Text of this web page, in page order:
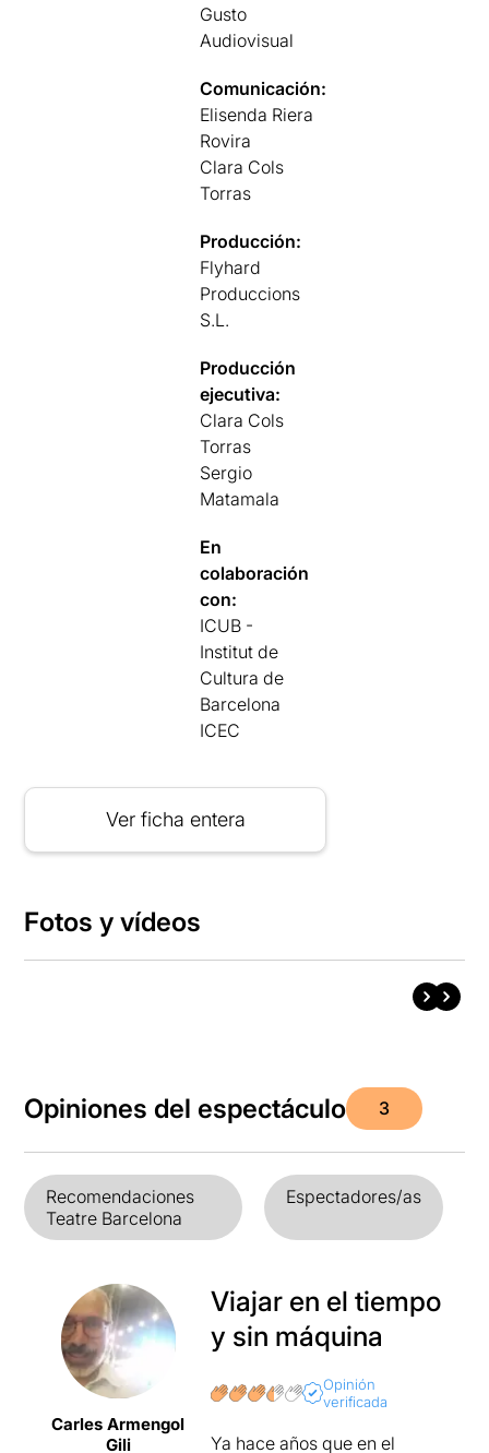
Gusto
Audiovisual
Comunicación:
Elisenda Riera
Rovira
Clara Cols
Torras
Producción:
Flyhard
Produccions
S.L.
Producción
ejecutiva:
Clara Cols
Torras
Sergio
Matamala
En
colaboración
con:
ICUB -
Institut de
Cultura de
Barcelona
ICEC
Ver ficha entera
Fotos y vídeos
Opiniones del espectáculo 3
Recomendaciones
Teatre Barcelona
Espectadores/as
Carles Armengol
Gili
Viajar en el tiempo
y sin máquina
Opinión
verificada
Ya hace años que en el